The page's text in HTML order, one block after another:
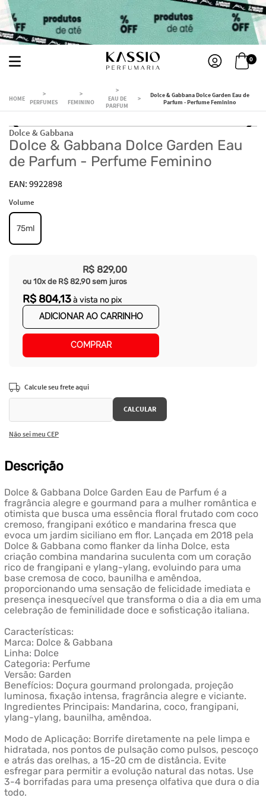
0
PERFUMES FEMININO
EAU DE
PARFUM
Dolce & Gabbana Dolce Garden Eau de
Parfum - Perfume Feminino
Dolce & Gabbana
Dolce & Gabbana Dolce Garden Eau
de Parfum - Perfume Feminino
9922898
Volume
75ml
R$ 829,00
ou 10x de R$ 82,90 sem juros
R$ 804,13à vista no pix
ADICIONAR AO CARRINHO
COMPRAR
Não sei meu CEP
Descrição
Dolce & Gabbana Dolce Garden Eau de Parfum é a
fragrância alegre e gourmand para a mulher romântica e
otimista que busca uma essência floral frutado com coco
cremoso, frangipani exótico e mandarina fresca que
evoca um jardim siciliano em flor. Lançada em 2018 pela
Dolce & Gabbana como flanker da linha Dolce, esta
criação combina mandarina suculenta com um coração
rico de frangipani e ylang-ylang, evoluindo para uma
base cremosa de coco, baunilha e amêndoa,
proporcionando uma sensação de felicidade imediata e
presença inesquecível que transforma o dia a dia em uma
celebração de feminilidade doce e sofisticação italiana.
Características:
Marca: Dolce & Gabbana
Linha: Dolce
Categoria: Perfume
Versão: Garden
Benefícios: Doçura gourmand prolongada, projeção
luminosa, fixação intensa, fragrância alegre e viciante.
Ingredientes Principais: Mandarina, coco, frangipani,
ylang-ylang, baunilha, amêndoa.
Modo de Aplicação: Borrife diretamente na pele limpa e
hidratada, nos pontos de pulsação como pulsos, pescoço
e atrás das orelhas, a 15-20 cm de distância. Evite
esfregar para permitir a evolução natural das notas. Use
3-4 borrifadas para uma presença olfativa que dura o dia
todo.